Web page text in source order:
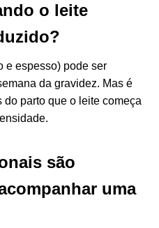
o leite
e espesso) pode ser
da gravidez. Mas é
parto que o leite começa
são
uma